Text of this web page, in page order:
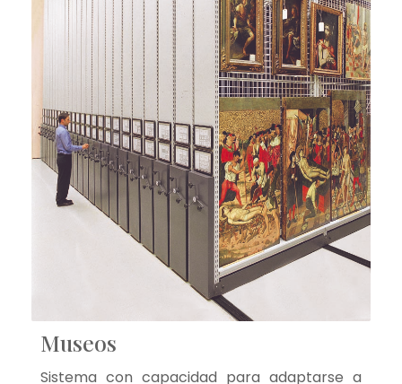
Museos
Sistema con capacidad para adaptarse a